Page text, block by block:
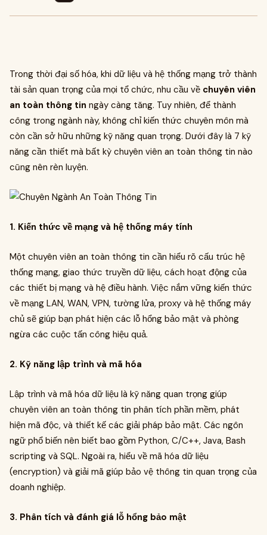
Trong thời đại số hóa, khi dữ liệu và hệ thống mạng trở thành
tài sản quan trọng của mọi tổ chức, nhu cầu về chuyên viên
an toàn thông tin ngày càng tăng. Tuy nhiên, để thành
công trong ngành này, không chỉ kiến thức chuyên môn mà
còn cần sở hữu những kỹ năng quan trọng. Dưới đây là 7 kỹ
năng cần thiết mà bất kỳ chuyên viên an toàn thông tin nào
cũng nên rèn luyện.
1. Kiến thức về mạng và hệ thống máy tính
Một chuyên viên an toàn thông tin cần hiểu rõ cấu trúc hệ
thống mạng, giao thức truyền dữ liệu, cách hoạt động của
các thiết bị mạng và hệ điều hành. Việc nắm vững kiến thức
về mạng LAN, WAN, VPN, tường lửa, proxy và hệ thống máy
chủ sẽ giúp bạn phát hiện các lỗ hổng bảo mật và phòng
ngừa các cuộc tấn công hiệu quả.
2. Kỹ năng lập trình và mã hóa
Lập trình và mã hóa dữ liệu là kỹ năng quan trọng giúp
chuyên viên an toàn thông tin phân tích phần mềm, phát
hiện mã độc, và thiết kế các giải pháp bảo mật. Các ngôn
ngữ phổ biến nên biết bao gồm Python, C/C++, Java, Bash
scripting và SQL. Ngoài ra, hiểu về mã hóa dữ liệu
(encryption) và giải mã giúp bảo vệ thông tin quan trọng của
doanh nghiệp.
3. Phân tích và đánh giá lỗ hổng bảo mật